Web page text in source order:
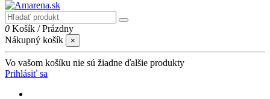
0 Košík /Prázdny
Nákupný košík
×
Vo vašom košíku nie sú žiadne ďalšie produkty
Prihlásiť sa